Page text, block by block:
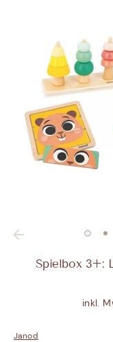
Spielbox 3+:
inkl.
Janod